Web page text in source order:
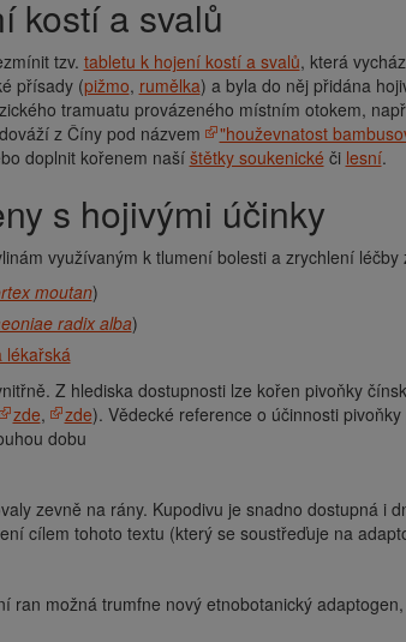
kostí a svalů
tzv. tabletu k hojení kostí a svalů, která
přísady (pižmo, rumělka) a byla do něj přidána
tramuatu provázeného místním otokem,
z Číny pod názvem
"houževnatost
doplnit kořenem našíštětky soukenické či lesní.
s hojivými účinky
využívaným k tlumení bolesti a zrychlení léčby
moutan)
radix alba)
lékařská
Z hlediska dostupnosti lze kořen pivoňky
zde, zde). Vědecké reference o účinnosti
dobu
zevně na rány. Kupodivu je snadno dostupná i
cílem tohoto textu (který se soustřeďuje na
ran možná trumfne nový etnobotanický